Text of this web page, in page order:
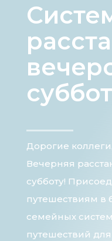
Дорогие
Вечерняя
субботу!
путешествиям в
семейных
путешествий